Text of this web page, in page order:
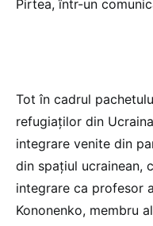
Pirtea, într-un
Tot în cadrul
refugiaţilor din
integrare venite din
din spaţiul ucrainean,
integrare ca profesor
Kononenko, membru